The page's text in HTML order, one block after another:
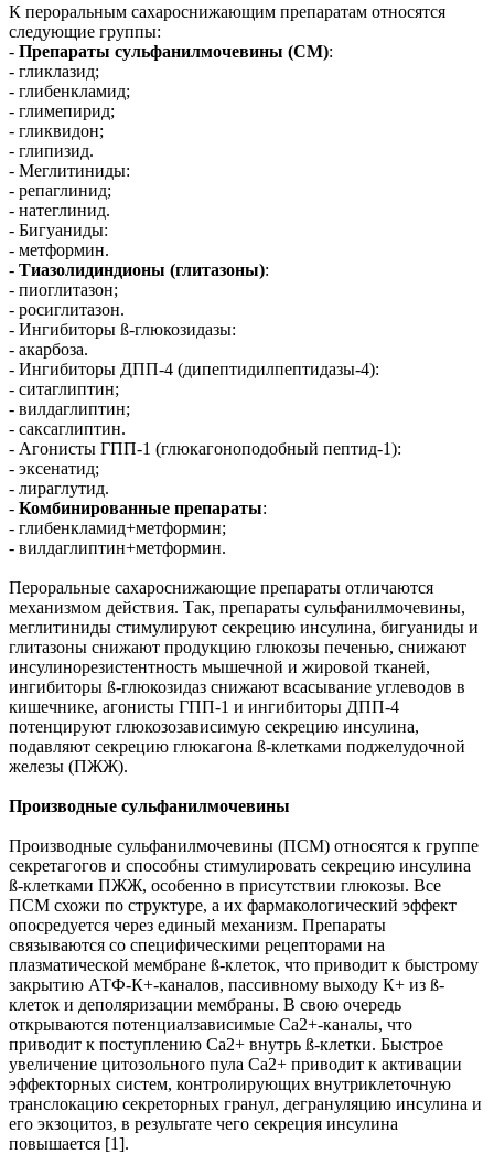
К пероральным сахароснижающим препаратам относятся
следующие группы:
- Препараты сульфанилмочевины (СМ):
- гликлазид;
- глибенкламид;
- глимепирид;
- гликвидон;
- глипизид.
- Меглитиниды:
- репаглинид;
- натеглинид.
- Бигуаниды:
- метформин.
- Тиазолидиндионы (глитазоны):
- пиоглитазон;
- росиглитазон.
- Ингибиторы ß-глюкозидазы:
- акарбоза.
- Ингибиторы ДПП-4 (дипептидилпептидазы-4):
- ситаглиптин;
- вилдаглиптин;
- саксаглиптин.
- Агонисты ГПП-1 (глюкагоноподобный пептид-1):
- эксенатид;
- лираглутид.
- Комбинированные препараты:
- глибенкламид+метформин;
- вилдаглиптин+метформин.
Пероральные сахароснижающие препараты отличаются
механизмом действия. Так, препараты сульфанилмочевины,
меглитиниды стимулируют секрецию инсулина, бигуаниды и
глитазоны снижают продукцию глюкозы печенью, снижают
инсулинорезистентность мышечной и жировой тканей,
ингибиторы ß-глюкозидаз снижают всасывание углеводов в
кишечнике, агонисты ГПП-1 и ингибиторы ДПП-4
потенцируют глюкозозависимую секрецию инсулина,
подавляют секрецию глюкагона ß-клетками поджелудочной
железы (ПЖЖ).
Производные сульфанилмочевины
Производные сульфанилмочевины (ПСМ) относятся к группе
секретагогов и способны стимулировать секрецию инсулина
ß-клетками ПЖЖ, особенно в присутствии глюкозы. Все
ПСМ схожи по структуре, а их фармакологический эффект
опосредуется через единый механизм. Препараты
связываются со специфическими рецепторами на
плазматической мембране ß-клеток, что приводит к быстрому
закрытию АТФ-К+-каналов, пассивному выходу К+ из ß-
клеток и деполяризации мембраны. В свою очередь
открываются потенциалзависимые Са2+-каналы, что
приводит к поступлению Са2+ внутрь ß-клетки. Быстрое
увеличение цитозольного пула Са2+ приводит к активации
эффекторных систем, контролирующих внутриклеточную
транслокацию секреторных гранул, дегрануляцию инсулина и
его экзоцитоз, в результате чего секреция инсулина
повышается [1].